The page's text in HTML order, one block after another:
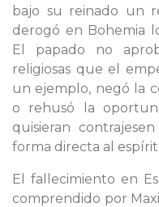
bajo su reinado un
derogó en Bohemia
El papado no
religiosas que el
un ejemplo, negó la
o rehusó la
quisieran
forma directa al
El fallecimiento en
comprendido por